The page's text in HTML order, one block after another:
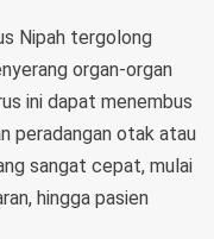
Nipah tergolong
organ-organ
ini dapat menembus
peradangan otak atau
sangat cepat, mulai
hingga pasien